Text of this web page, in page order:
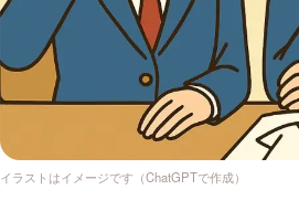
イラストはイメージです（ChatGPTで作成）